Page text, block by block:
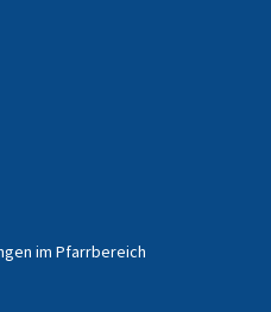
im Pfarrbereich